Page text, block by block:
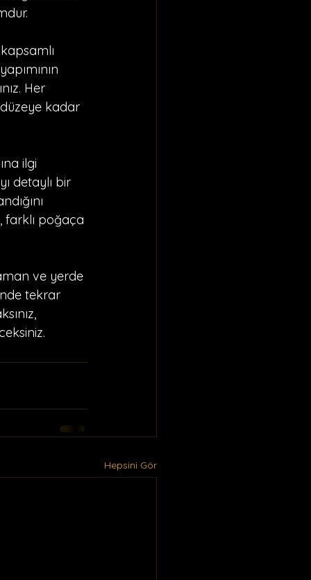
Her
düzeye kadar
ilgi
detaylı bir
farklı poğaça
ve yerde
tekrar
Hepsini Gör